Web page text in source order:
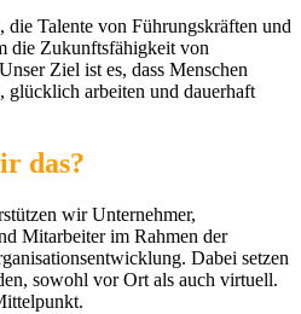
Talente von Führungskräften und
die Zukunftsfähigkeit von
Ziel ist es, dass Menschen
glücklich arbeiten und dauerhaft
das?
wir Unternehmer,
Mitarbeiter im Rahmen der
Dabei setzen
sowohl vor Ort als auch virtuell.